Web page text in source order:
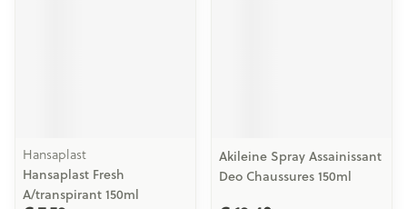
Hansaplast
Hansaplast Fresh
A/transpirant 150ml
Akileine Spray Assainissant
Deo Chaussures 150ml